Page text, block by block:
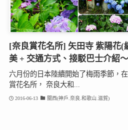
[奈良賞花名所] 矢田寺 紫陽花(
美 + 交通方式、接駁巴士介紹～
六月份的日本陸續開始了梅雨季節，
賞花名所， 奈良大和...
2016-06-13 關西(神戶.奈良.和歌山.滋賀)